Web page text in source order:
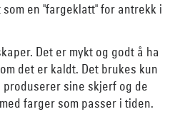
en "fargeklatt" for antrekk i
Det er mykt og godt å ha
det er kaldt. Det brukes kun
sine skjerf og de
farger som passer i tiden.